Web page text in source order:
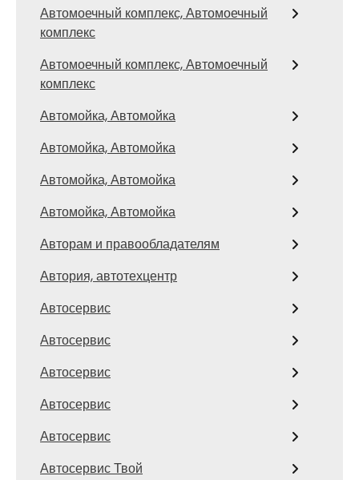
Автомоечный комплекс, Автомоечный
комплекс
Автомоечный комплекс, Автомоечный
комплекс
Автомойка, Автомойка
Автомойка, Автомойка
Автомойка, Автомойка
Автомойка, Автомойка
Авторам и правообладателям
Автория, автотехцентр
Автосервис
Автосервис
Автосервис
Автосервис
Автосервис
Автосервис Твой